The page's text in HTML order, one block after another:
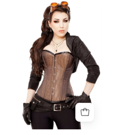
Playgirl
Steel
Boned
Corset
In
Lush
Brown
Shadow
Stripe